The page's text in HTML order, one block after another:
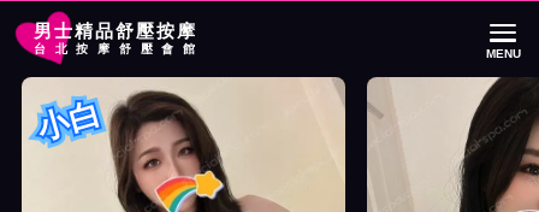
男士精品舒壓按摩
台北按摩舒壓會館 MENU
首頁 林森館按摩師小白詳細介紹
林森館按摩師小白照片展示與影片介紹
小白